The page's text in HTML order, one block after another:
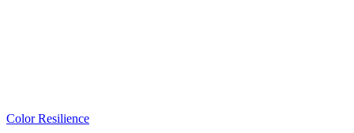
Color Resilience